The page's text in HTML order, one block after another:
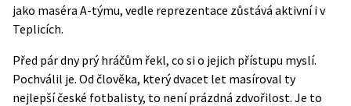
jako maséra A-týmu, vedle reprezentace zůstává aktivní i v
Teplicích.
Před pár dny prý hráčům řekl, co si o jejich přístupu myslí.
Pochválil je. Od člověka, který dvacet let masíroval ty
nejlepší české fotbalisty, to není prázdná zdvořilost. Je to